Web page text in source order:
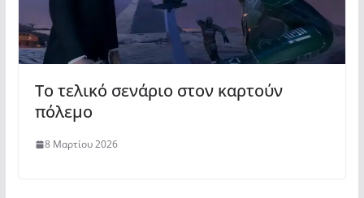
Tο τελικό σενάριο στον καρτούν
πόλεμο
8 Μαρτίου 2026